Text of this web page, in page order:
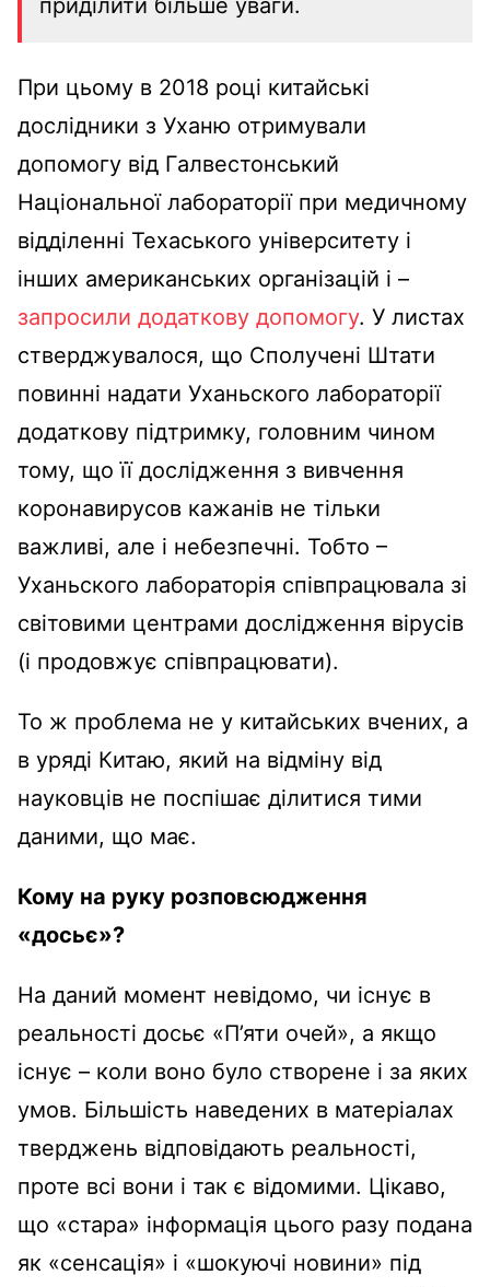
приділити більше уваги.
При цьому в 2018 році китайські
дослідники з Уханю отримували
допомогу від Галвестонський
Національної лабораторії при медичному
відділенні Техаського університету і
інших американських організацій і –
запросили додаткову допомогу. У листах
стверджувалося, що Сполучені Штати
повинні надати Уханьского лабораторії
додаткову підтримку, головним чином
тому, що її дослідження з вивчення
коронавирусов кажанів не тільки
важливі, але і небезпечні. Тобто –
Уханьского лабораторія співпрацювала зі
світовими центрами дослідження вірусів
(і продовжує співпрацювати).
То ж проблема не у китайських вчених, а
в уряді Китаю, який на відміну від
науковців не поспішає ділитися тими
даними, що має.
Кому на руку розповсюдження
«досьє»?
На даний момент невідомо, чи існує в
реальності досьє «П’яти очей», а якщо
існує – коли воно було створене і за яких
умов. Більшість наведених в матеріалах
тверджень відповідають реальності,
проте всі вони і так є відомими. Цікаво,
що «стара» інформація цього разу подана
як «сенсація» і «шокуючі новини» під